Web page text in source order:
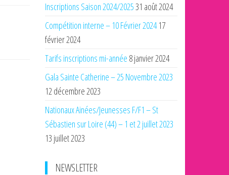
Inscriptions Saison 2024/202531 août 2024
Compétition interne – 10 Février 2024 17
février 2024
Tarifs inscriptions mi-année 8 janvier 2024
Gala Sainte Catherine – 25 Novembre 2023
12 décembre 2023
Nationaux Ainées/Jeunesses F/F1 – St
Sébastien sur Loire (44) – 1 et 2 juillet 2023
13 juillet 2023
NEWSLETTER